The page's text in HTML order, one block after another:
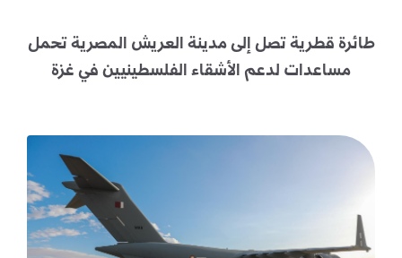
طائرة قطرية تصل إلى مدينة العريش المصرية تحمل
مساعدات لدعم الأشقاء الفلسطينيين في غزة